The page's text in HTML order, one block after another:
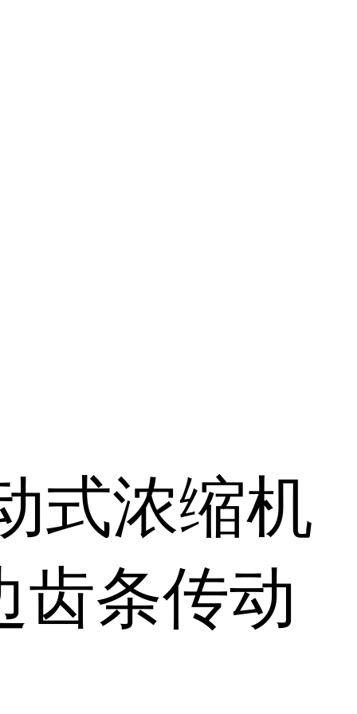
式浓缩机
齿条传动